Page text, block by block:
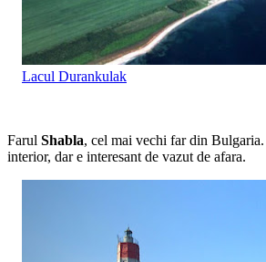
Lacul Durankulak
Farul Shabla, cel mai vechi far din
interior, dar e interesant de vazut de afara.